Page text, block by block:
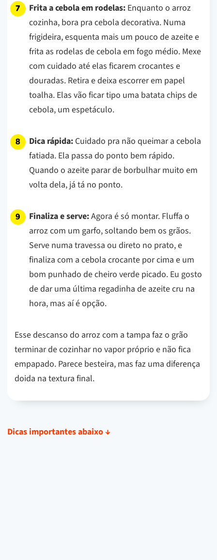
Frita a cebola em rodelas: Enquanto o arroz
cozinha, bora pra cebola decorativa. Numa
frigideira, esquenta mais um pouco de azeite e
frita as rodelas de cebola em fogo médio. Mexe
com cuidado até elas ficarem crocantes e
douradas. Retira e deixa escorrer em papel
toalha. Elas vão ficar tipo uma batata chips de
cebola, um espetáculo.
Dica rápida: Cuidado pra não queimar a cebola
fatiada. Ela passa do ponto bem rápido.
Quando o azeite parar de borbulhar muito em
volta dela, já tá no ponto.
Finaliza e serve:Agora é só montar. Fluffa o
arroz com um garfo, soltando bem os grãos.
Serve numa travessa ou direto no prato, e
finaliza com a cebola crocante por cima e um
bom punhado de cheiro verde picado. Eu gosto
de dar uma última regadinha de azeite cru na
hora, mas aí é opção.
Esse descanso do arroz com a tampa faz o grão
terminar de cozinhar no vapor próprio e não fica
empapado. Parece besteira, mas faz uma diferença
doida na textura final.
Dicas importantes abaixo ↓